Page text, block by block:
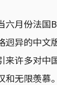
六月份法国
迥异的中
来许多对中
无限羡慕。